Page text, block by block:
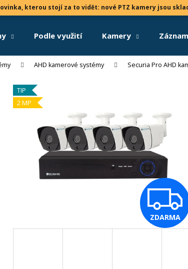
kterou stojí za to vidět: nové PTZ kamery jsou
Podle využití Kamery
AHD kamerové systémy Securia Pro AHD
TIP
2 MP
ZDARMA
Co potřebujete najít?
Doporučujeme